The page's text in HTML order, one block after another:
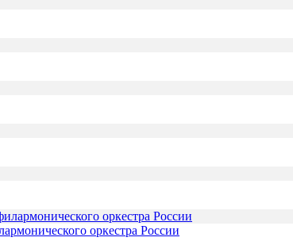
оркестра России